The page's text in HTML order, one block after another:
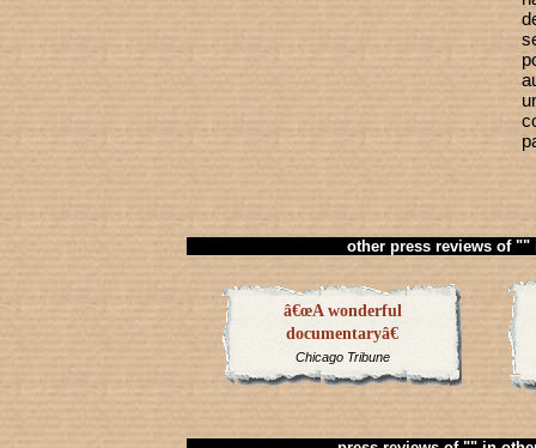
other press reviews of
â€œA wonderful
documentaryâ€
Chicago Tribune